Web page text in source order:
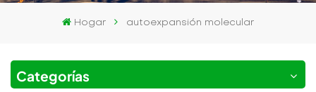
Hogar autoexpansión molecular
Categorías